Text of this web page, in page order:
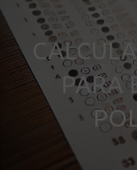
PARA